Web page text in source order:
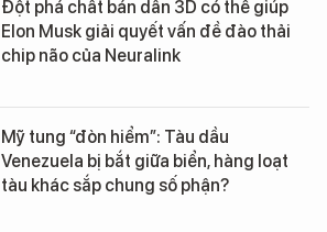
Đột phá chất bán dẫn 3D có thể giúp
Elon Musk giải quyết vấn đề đào thải
chip não của Neuralink
Mỹ tung “đòn hiểm”: Tàu dầu
Venezuela bị bắt giữa biển, hàng loạt
tàu khác sắp chung số phận?